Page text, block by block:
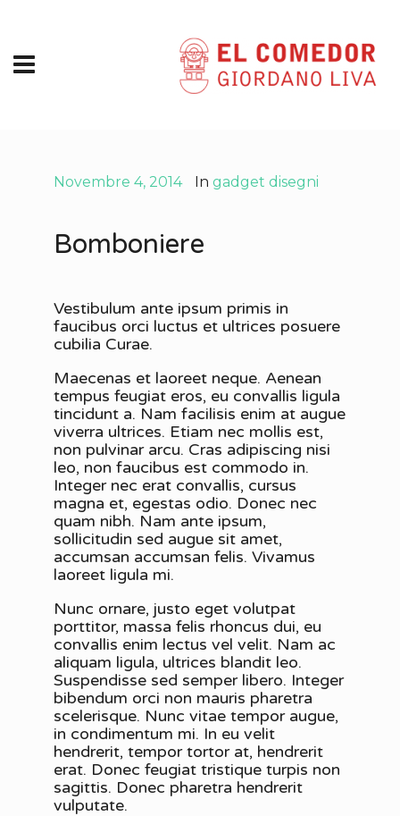
Novembre 4, 2014 In gadget disegni
Bomboniere
Vestibulum ante ipsum primis in
faucibus orci luctus et ultrices posuere
cubilia Curae.
Maecenas et laoreet neque. Aenean
tempus feugiat eros, eu convallis ligula
tincidunt a. Nam facilisis enim at augue
viverra ultrices. Etiam nec mollis est,
non pulvinar arcu. Cras adipiscing nisi
leo, non faucibus est commodo in.
Integer nec erat convallis, cursus
magna et, egestas odio. Donec nec
quam nibh. Nam ante ipsum,
sollicitudin sed augue sit amet,
accumsan accumsan felis. Vivamus
laoreet ligula mi.
Nunc ornare, justo eget volutpat
porttitor, massa felis rhoncus dui, eu
convallis enim lectus vel velit. Nam ac
aliquam ligula, ultrices blandit leo.
Suspendisse sed semper libero. Integer
bibendum orci non mauris pharetra
scelerisque. Nunc vitae tempor augue,
in condimentum mi. In eu velit
hendrerit, tempor tortor at, hendrerit
erat. Donec feugiat tristique turpis non
sagittis. Donec pharetra hendrerit
vulputate.